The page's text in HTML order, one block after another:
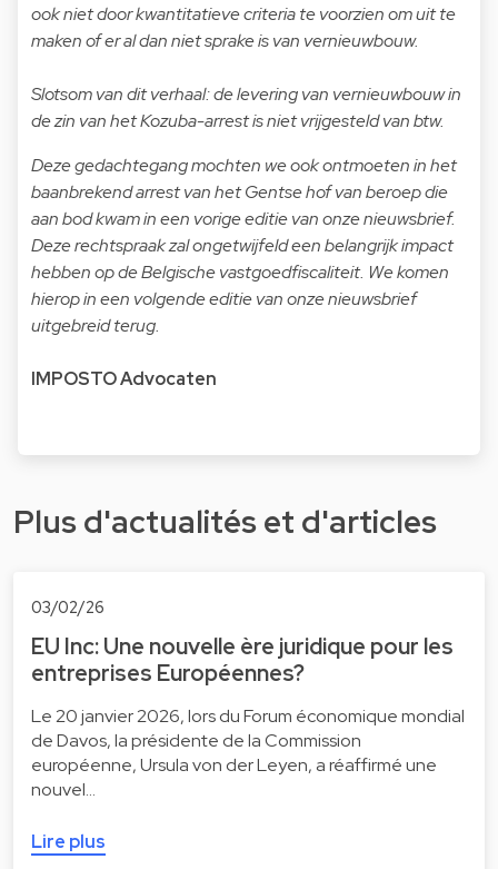
ook niet door kwantitatieve criteria te voorzien om uit te
maken of er al dan niet sprake is van vernieuwbouw.
Slotsom van dit verhaal: de levering van vernieuwbouw in
de zin van het Kozuba-arrest is niet vrijgesteld van btw.
Deze gedachtegang mochten we ook ontmoeten in het
baanbrekend arrestvan het Gentse hof van beroep die
aan bod kwam in een vorige editie van onze nieuwsbrief.
Deze rechtspraak zal ongetwijfeld een belangrijk impact
hebben op de Belgische vastgoedfiscaliteit. We komen
hierop in een volgende editie van onze nieuwsbrief
uitgebreid terug.
IMPOSTO Advocaten
Plus d'actualités et d'articles
03/02/26
EU Inc: Une nouvelle ère juridique pour les
entreprises Européennes?
Le 20 janvier 2026, lors du Forum économique mondial
de Davos, la présidente de la Commission
européenne, Ursula von der Leyen, a réaffirmé une
nouvel…
Lire plus